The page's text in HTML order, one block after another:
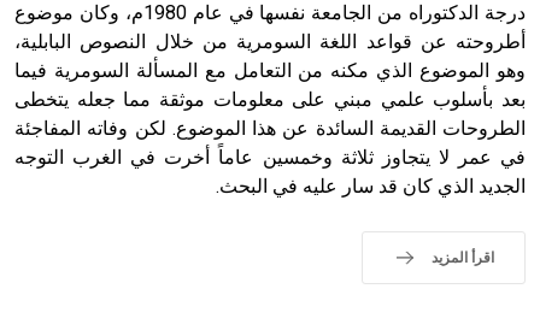
- هل تعلم أن الأبجدية الكنعانية تتألف من /22/ علامة كتابية
sign تكتب منفصلة غير متصلة، وتعتمد المبدأ الأكوروفوني،
حيث تقتصر القيمة الصوتية للعلامة الك
درجة الدكتوراه من الجامعة نفسها في عام 1980م، وكان موضوع
أطروحته عن قواعد اللغة السومرية من خلال النصوص البابلية،
وهو الموضوع الذي مكنه من التعامل مع المسألة السومرية فيما
بعد بأسلوب علمي مبني على معلومات موثقة مما جعله يتخطى
الطروحات القديمة السائدة عن هذا الموضوع. لكن وفاته المفاجئة
في عمر لا يتجاوز ثلاثة وخمسين عاماً أخرت في الغرب التوجه
الجديد الذي كان قد سار عليه في البحث.
اقرأ المزيد